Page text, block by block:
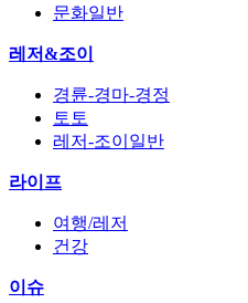
문화일반
레저&조이
경륜-경마-경정
토토
레저-조이일반
라이프
여행/레저
건강
이슈